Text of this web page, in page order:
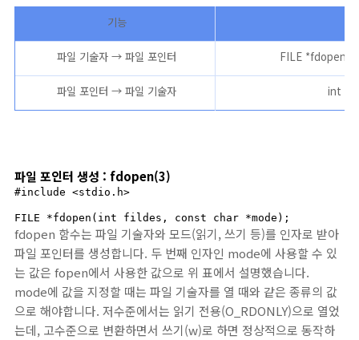
기능
파일 기술자 → 파일 포인터 FILE
파일 포인터 → 파일 기술자 int
파일 포인터 생성 : fdopen(3)
#include <stdio.h>
FILE *fdopen(int fildes, const char *mode);
fdopen 함수는 파일 기술자와 모드(읽기, 쓰기 등)를 인자로 받아
파일 포인터를 생성합니다. 두 번째 인자인 mode에 사용할 수 있
는 값은 fopen에서 사용한 값으로 위 표에서 설명했습니다.
mode에 값을 지정할 때는 파일 기술자를 열 때와 같은 종류의 값
으로 해야합니다. 저수준에서는 읽기 전용(O_RDONLY)으로 열었
는데, 고수준으로 변환하면서 쓰기(w)로 하면 정상적으로 동작하